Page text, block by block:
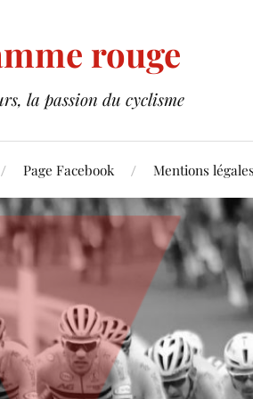
rouge
la passion du cyclisme
Page Facebook Mentions